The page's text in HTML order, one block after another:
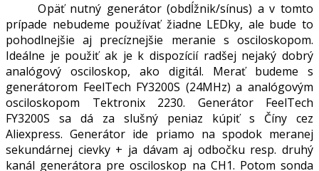
Opäť nutný generátor (obdĺžnik/sínus) a v tomto
prípade nebudeme používať žiadne LEDky, ale bude to
pohodlnejšie aj precíznejšie meranie s osciloskopom.
Ideálne je použiť ak je k dispozícií radšej nejaký dobrý
analógový osciloskop, ako digitál. Merať budeme s
generátorom FeelTech FY3200S (24MHz) a analógovým
osciloskopom Tektronix 2230. Generátor FeelTech
FY3200S sa dá za slušný peniaz kúpiť s Číny cez
Aliexpress. Generátor ide priamo na spodok meranej
sekundárnej cievky + ja dávam aj odbočku resp. druhý
kanál generátora pre osciloskop na CH1. Potom sonda